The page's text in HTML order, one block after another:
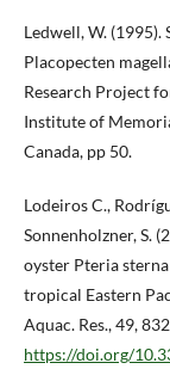
Ledwell, W.
Placopecten
Research Project
Institute of
Canada, pp 50.
Lodeiros C.,
Sonnenholzner, S.
oyster Pteria
tropical Eastern
Aquac. Res., 49,
https://doi.org/